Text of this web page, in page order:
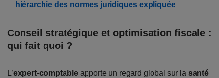
hiérarchie des normes juridiques expliquée
Conseil stratégique et optimisation fiscale :
qui fait quoi ?
L’expert-comptable apporte un regard global sur la santé